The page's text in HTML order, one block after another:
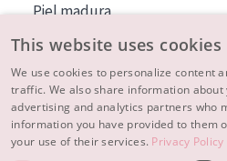
Piel madura
Piel expuesta al sol
Piel menopáusica
MÁS SOBRE NOSOTROS
INSPIRACIÓN
This website uses cookies
We use cookies to personalize content
traffic. We also share information
advertising and analytics partners who
information you have provided to them
your use of their services. Privacy Policy